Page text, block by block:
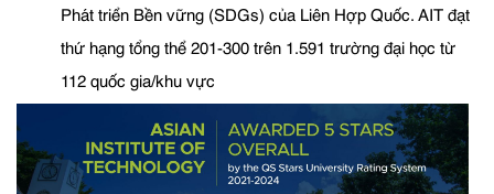
Phát triển Bền vững (SDGs) của Liên Hợp Quốc. AIT đạt
thứ hạng tổng thể 201-300 trên 1.591 trường đại học từ
112 quốc gia/khu vực